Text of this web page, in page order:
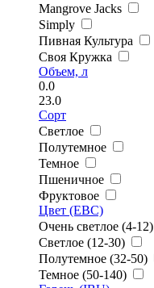
Mangrove Jacks
Simply
Пивная Культура
Своя Кружка
Объем, л
0.0
23.0
Сорт
Светлое
Полутемное
Темное
Пшеничное
Фруктовое
Цвет (EBC)
Очень светлое (4-12)
Светлое (12-30)
Полутемное (32-50)
Темное (50-140)